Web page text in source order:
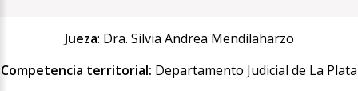
Jueza: Dra. Silvia Andrea Mendilaharzo
Competencia territorial: Departamento Judicial de La Plata